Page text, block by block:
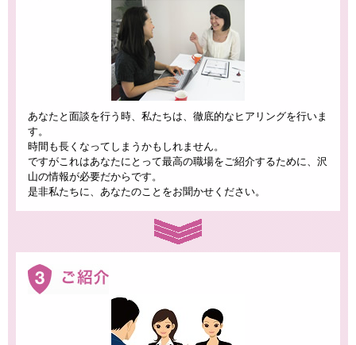
あなたと面談を行う時、私たちは、徹底的なヒアリングを行いま
す。
時間も長くなってしまうかもしれません。
ですがこれはあなたにとって最高の職場をご紹介するために、沢
山の情報が必要だからです。
是非私たちに、あなたのことをお聞かせください。